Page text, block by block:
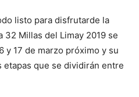
listo para disfrutarde la
Millas del Limay 2019 se
y 17 de marzo próximo y su
que se dividirán entre